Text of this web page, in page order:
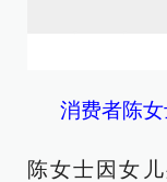
消费者陈
陈女士因女